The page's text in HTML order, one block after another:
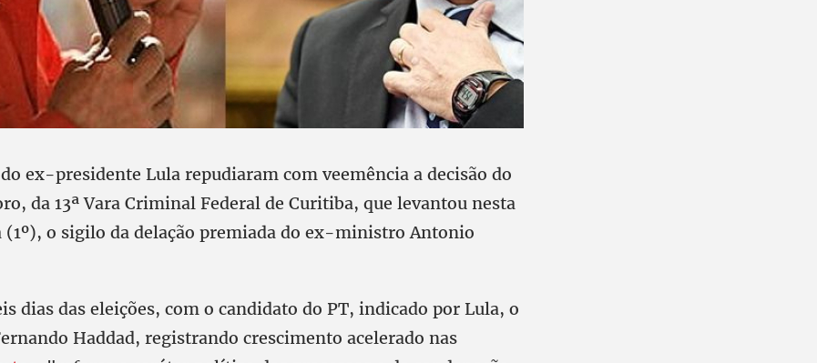
do ex-presidente Lula repudiaram com veemência a decisão do
da 13ª Vara Criminal Federal de Curitiba, que levantou nesta
o sigilo da delação premiada do ex-ministro Antonio
dias das eleições, com o candidato do PT, indicado por Lula, o
Haddad, registrando crescimento acelerado nas